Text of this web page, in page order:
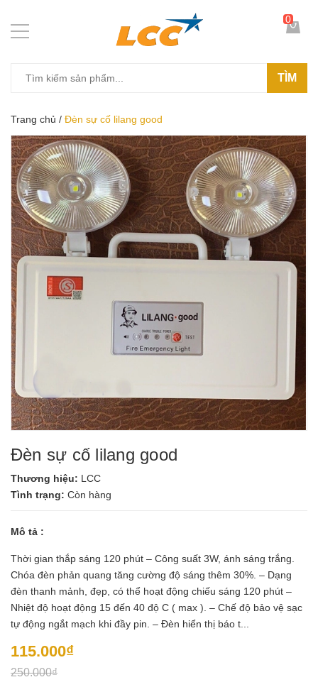
TÌM
0
Trang chủ / Đèn sự cố lilang good
Đèn sự cố lilang good
Thương hiệu: LCC
Tình trạng: Còn hàng
Mô tả :
Thời gian thắp sáng 120 phút – Công suất 3W, ánh sáng trắng.
Chóa đèn phản quang tăng cường độ sáng thêm 30%. – Dạng
đèn thanh mảnh, đẹp, có thể hoạt động chiếu sáng 120 phút –
Nhiệt độ hoạt động 15 đến 40 độ C ( max ). – Chế độ bảo vệ sạc
tự động ngắt mạch khi đầy pin. – Đèn hiển thị báo t...
115.000₫
250.000₫